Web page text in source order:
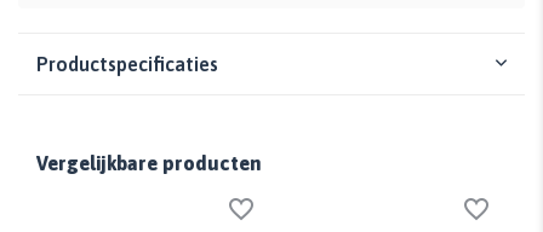
Productspecificaties
Vergelijkbare producten